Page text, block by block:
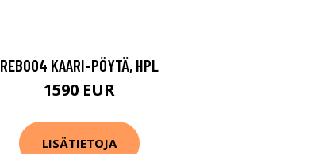
REB004 KAARI-PÖYTÄ, HPL
1590 EUR
LISÄTIETOJA